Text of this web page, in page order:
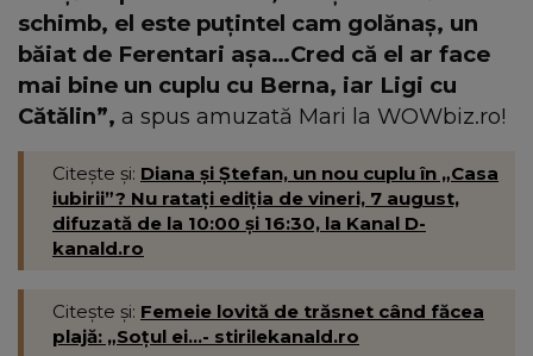
schimb, el este puțintel cam golănaș, un
băiat de Ferentari așa…Cred că el ar face
mai bine un cuplu cu Berna, iar Ligi cu
Cătălin”, a spus amuzată Mari la WOWbiz.ro!
Citește și: Diana și Ștefan, un nou cuplu în „Casa
iubirii”? Nu ratați ediția de vineri, 7 august,
difuzată de la 10:00 și 16:30, la Kanal D-
kanald.ro
Citește și: Femeie lovită de trăsnet când făcea
plajă: „Soțul ei...- stirilekanald.ro